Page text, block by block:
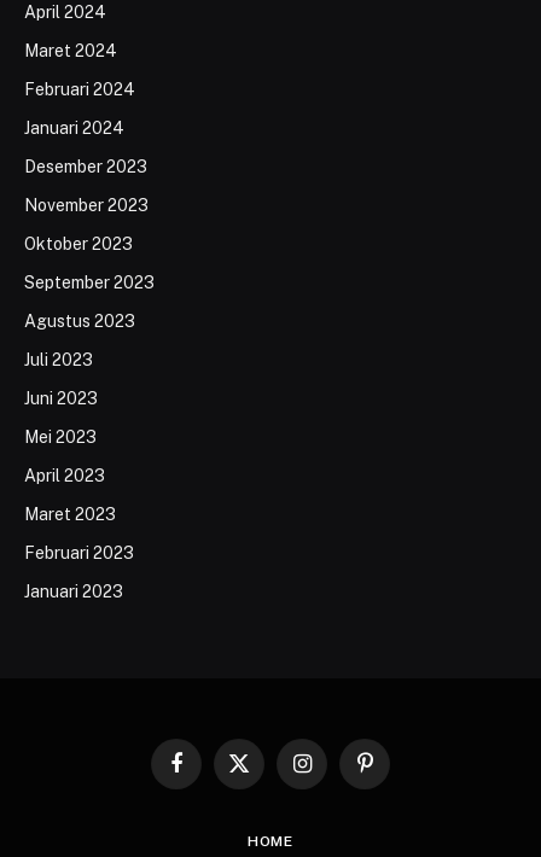
April 2024
Maret 2024
Februari 2024
Januari 2024
Desember 2023
November 2023
Oktober 2023
September 2023
Agustus 2023
Juli 2023
Juni 2023
Mei 2023
April 2023
Maret 2023
Februari 2023
Januari 2023
Facebook
X
InstagramPinterest
HOME